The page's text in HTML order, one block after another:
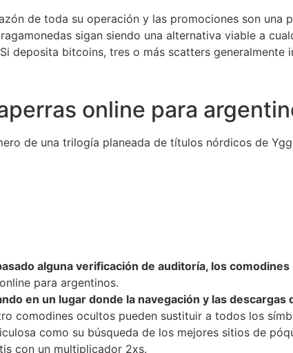
de toda su operación y las promociones son una
sigan siendo una alternativa viable a
deposita bitcoins, tres o más scatters generalmente
online para
de una trilogía planeada de títulos nórdicos de
alguna verificación de auditoría, los
para argentinos.
en un lugar donde la navegación y las
comodines ocultos pueden sustituir a todos los
como su búsqueda de los mejores sitios de
con un multiplicador 2xs.